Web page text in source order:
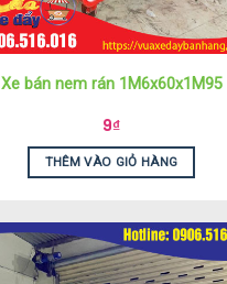
Xe bán nem rán 1M6x60x1M95
9₫
THÊM VÀO GIỎ HÀNG